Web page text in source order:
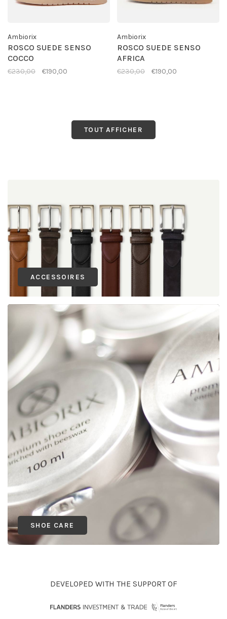
Ambiorix
ROSCO SUEDE SENSO
COCCO
€230,00 €190,00
Ambiorix
ROSCO SUEDE SENSO
AFRICA
€230,00 €190,00
TOUT AFFICHER
ACCESSOIRES
SHOE CARE
DEVELOPED WITH THE SUPPORT OF